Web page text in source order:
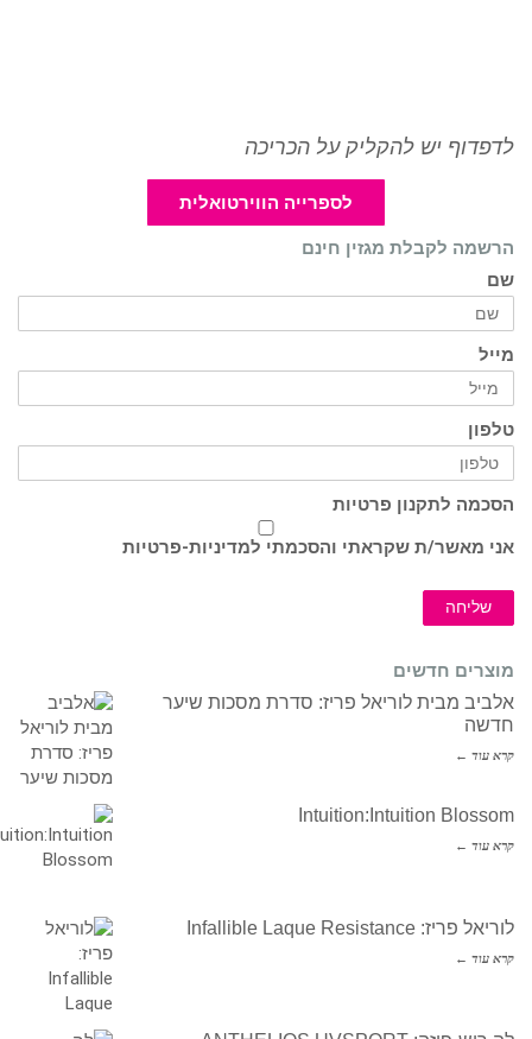
לדפדוף יש להקליק על הכריכה
לספרייה הווירטואלית
הרשמה לקבלת מגזין חינם
שם
מייל
טלפון
הסכמה לתקנון פרטיות
אני מאשר/ת שקראתי והסכמתי למדיניות-פרטיות
שליחה
מוצרים חדשים
אלביב מבית לוריאל פריז: סדרת מסכות שיער
חדשה
קרא עוד ←
Intuition:Intuition Blossom
קרא עוד ←
לוריאל פריז: Infallible Laque Resistance
קרא עוד ←